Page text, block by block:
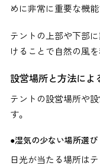
めに非常に重要な機能
テントの上部や下部
けることで自然の風
設営場所と方法によ
テントの設営場所や
す。
●湿気の少ない場所選び
日光が当たる場所は